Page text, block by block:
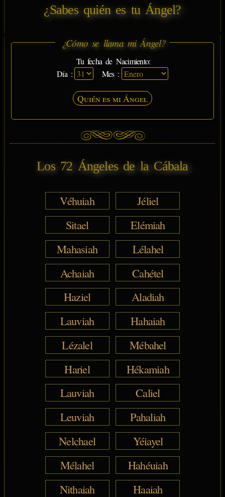
¿Sabes quién es tu Ángel?
¿Cómo se llama mi Ángel?
Tu fecha de Nacimiento:
Día :
Mes :
Quién es mi Ángel
Los 72 Ángeles de la Cábala
Véhuiah
Jéliel
Sitael
Elémiah
Mahasiah
Lélahel
Achaiah
Cahétel
Haziel
Aladiah
Lauviah
Hahaiah
Lézalel
Mébahel
Hariel
Hékamiah
Lauviah
Caliel
Leuviah
Pahaliah
Nelchael
Yéiayel
Mélahel
Hahéuiah
Nithaiah
Haaiah